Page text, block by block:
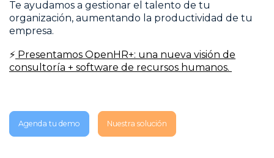
Te ayudamos a gestionar el talento de tu
organización, aumentando la productividad de tu
empresa.
⚡ Presentamos OpenHR+: una nueva visión de
consultoría + software de recursos humanos.
Agenda tu demo Nuestra solución